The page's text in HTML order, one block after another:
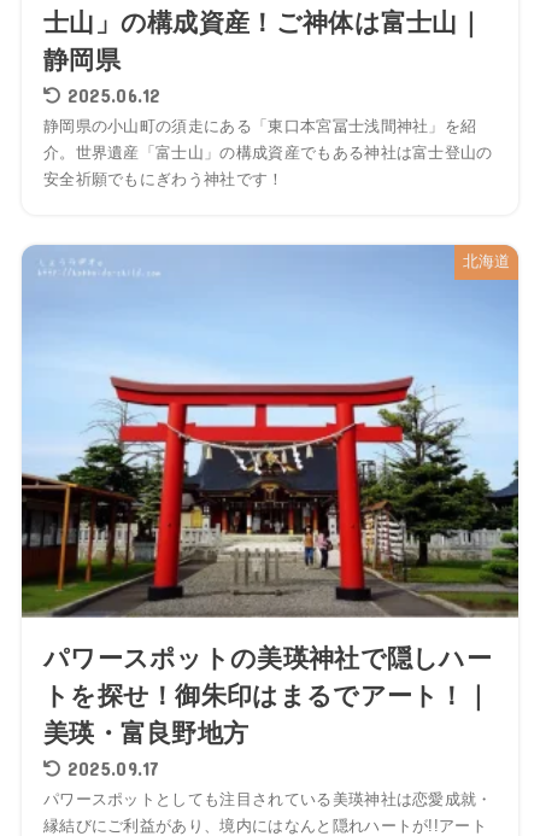
士山」の構成資産！ご神体は富士山｜
静岡県
2025.06.12
静岡県の小山町の須走にある「東口本宮冨士浅間神社」を紹
介。世界遺産「富士山」の構成資産でもある神社は富士登山の
安全祈願でもにぎわう神社です！
北海道
パワースポットの美瑛神社で隠しハー
トを探せ！御朱印はまるでアート！｜
美瑛・富良野地方
2025.09.17
パワースポットとしても注目されている美瑛神社は恋愛成就・
縁結びにご利益があり、境内にはなんと隠れハートが!!アート